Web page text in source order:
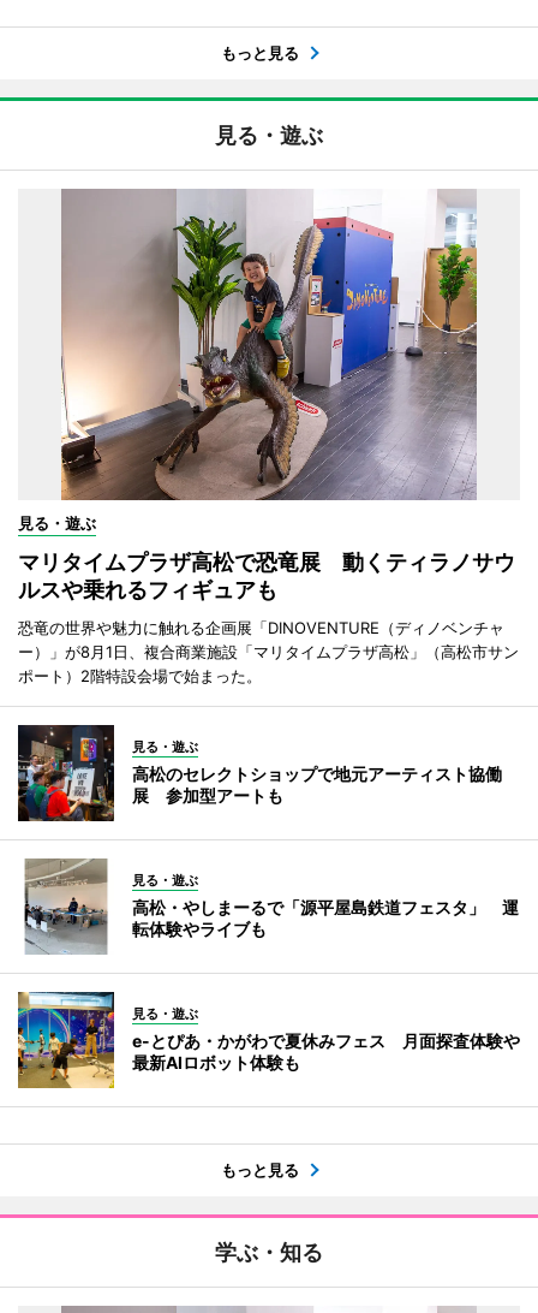
もっと見る
見る・遊ぶ
見る・遊ぶ
マリタイムプラザ高松で恐竜展 動くティラノサウ
ルスや乗れるフィギュアも
恐竜の世界や魅力に触れる企画展「DINOVENTURE（ディノベンチャ
ー）」が8月1日、複合商業施設「マリタイムプラザ高松」（高松市サン
ポート）2階特設会場で始まった。
見る・遊ぶ
高松のセレクトショップで地元アーティスト協働
展 参加型アートも
見る・遊ぶ
高松・やしまーるで「源平屋島鉄道フェスタ」 運
転体験やライブも
見る・遊ぶ
e-とぴあ・かがわで夏休みフェス 月面探査体験や
最新AIロボット体験も
もっと見る
学ぶ・知る